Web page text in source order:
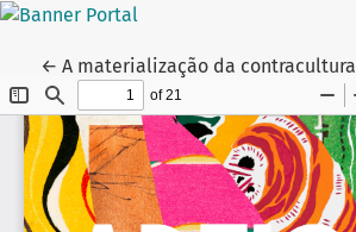
← Voltar aos Detalhes do Artigo
A materialização da contracultura